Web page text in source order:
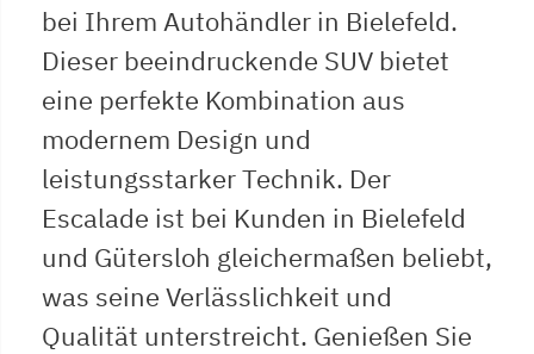
bei Ihrem Autohändler in Bielefeld.
Dieser beeindruckende SUV bietet
eine perfekte Kombination aus
modernem Design und
leistungsstarker Technik. Der
Escalade ist bei Kunden in Bielefeld
und Gütersloh gleichermaßen beliebt,
was seine Verlässlichkeit und
Qualität unterstreicht. Genießen Sie